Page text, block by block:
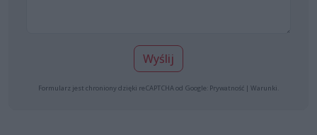
Wyślij
Formularz jest chroniony dzięki reCAPTCHA od Google: Prywatność | Warunki